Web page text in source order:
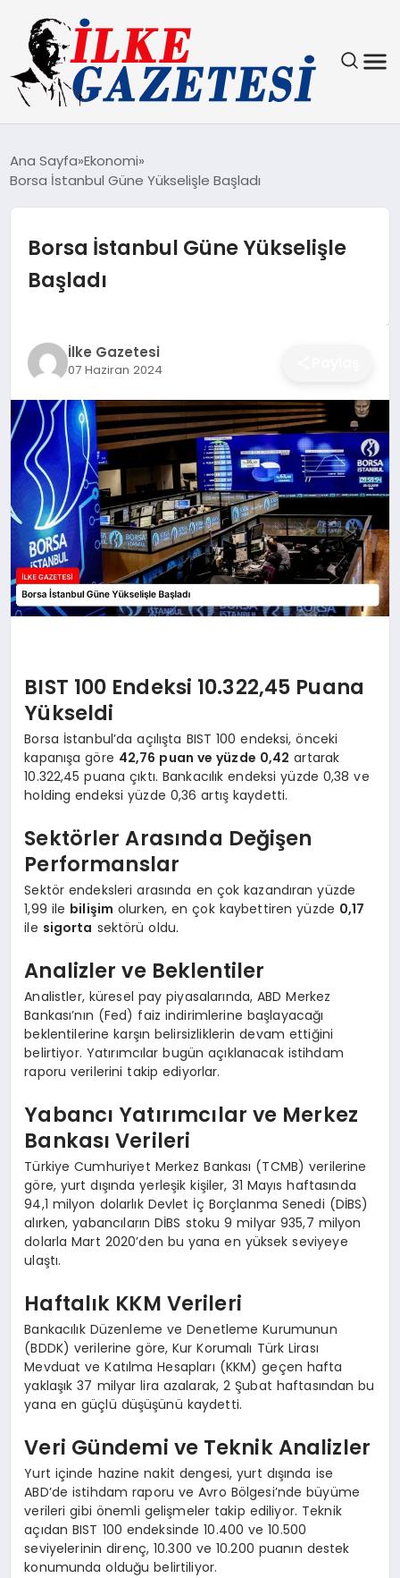
SPOR
SAĞLIK
EKONOMI
DÜNYA
SIYASET
EĞITIM
Ana Sayfa Ekonomi
Borsa İstanbul Güne Yükselişle Başladı
Borsa İstanbul Güne Yükselişle
Başladı
İlke Gazetesi
07 Haziran 2024
BIST 100 Endeksi 10.322,45 Puana
Yükseldi
Borsa İstanbul’da açılışta BIST 100 endeksi, önceki
kapanışa göre 42,76 puan ve yüzde 0,42 artarak
10.322,45 puana çıktı. Bankacılık endeksi yüzde 0,38 ve
holding endeksi yüzde 0,36 artış kaydetti.
Sektörler Arasında Değişen
Performanslar
Sektör endeksleri arasında en çok kazandıran yüzde
1,99 ile bilişim olurken, en çok kaybettiren yüzde 0,17
ile sigorta sektörü oldu.
Analizler ve Beklentiler
Analistler, küresel pay piyasalarında, ABD Merkez
Bankası’nın (Fed) faiz indirimlerine başlayacağı
beklentilerine karşın belirsizliklerin devam ettiğini
belirtiyor. Yatırımcılar bugün açıklanacak istihdam
raporu verilerini takip ediyorlar.
Yabancı Yatırımcılar ve Merkez
Bankası Verileri
Türkiye Cumhuriyet Merkez Bankası (TCMB) verilerine
göre, yurt dışında yerleşik kişiler, 31 Mayıs haftasında
94,1 milyon dolarlık Devlet İç Borçlanma Senedi (DİBS)
alırken, yabancıların DİBS stoku 9 milyar 935,7 milyon
dolarla Mart 2020’den bu yana en yüksek seviyeye
ulaştı.
Haftalık KKM Verileri
Bankacılık Düzenleme ve Denetleme Kurumunun
(BDDK) verilerine göre, Kur Korumalı Türk Lirası
Mevduat ve Katılma Hesapları (KKM) geçen hafta
yaklaşık 37 milyar lira azalarak, 2 Şubat haftasından bu
yana en güçlü düşüşünü kaydetti.
Veri Gündemi ve Teknik Analizler
Yurt içinde hazine nakit dengesi, yurt dışında ise
ABD’de istihdam raporu ve Avro Bölgesi’nde büyüme
verileri gibi önemli gelişmeler takip ediliyor. Teknik
açıdan BIST 100 endeksinde 10.400 ve 10.500
seviyelerinin direnç, 10.300 ve 10.200 puanın destek
konumunda olduğu belirtiliyor.